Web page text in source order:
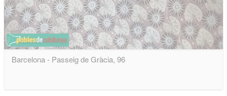
Barcelona - Passeig de Gràcia, 96